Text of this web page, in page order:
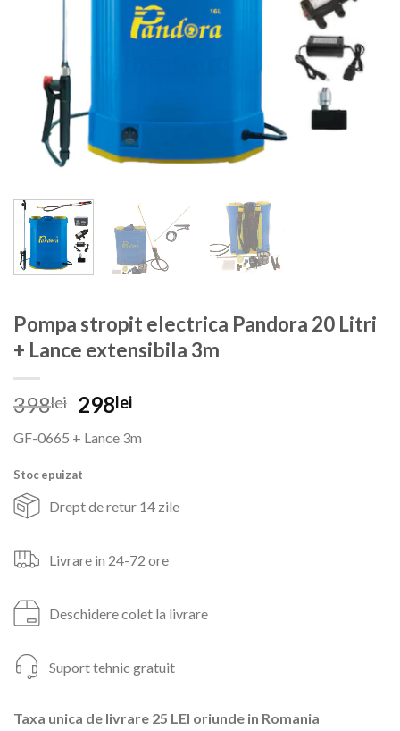
Pompa stropit electrica Pandora 20 Litri
+ Lance extensibila 3m
398lei Prețul
a
fost:
298leiPrețul
este:
GF-0665 + Lance 3m
Stoc epuizat
Drept de retur 14 zile
Livrare in 24-72 ore
Deschidere colet la livrare
Suport tehnic gratuit
Taxa unica de livrare 25 LEI oriunde in Romania